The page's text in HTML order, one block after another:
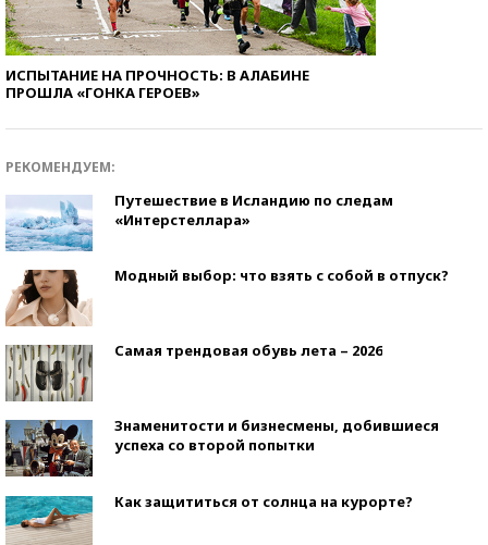
ИСПЫТАНИЕ НА ПРОЧНОСТЬ: В АЛАБИНЕ
ПРОШЛА «ГОНКА ГЕРОЕВ»
РЕКОМЕНДУЕМ:
Путешествие в Исландию по следам
«Интерстеллара»
Модный выбор: что взять с собой в отпуск?
Самая трендовая обувь лета – 2026
Знаменитости и бизнесмены, добившиеся
успеха со второй попытки
Как защититься от солнца на курорте?